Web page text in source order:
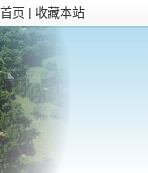
页 | 收藏本站